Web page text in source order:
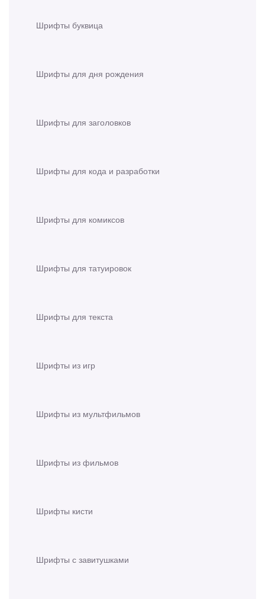
Шрифты буквица
Шрифты для дня рождения
Шрифты для заголовков
Шрифты для кода и разработки
Шрифты для комиксов
Шрифты для татуировок
Шрифты для текста
Шрифты из игр
Шрифты из мультфильмов
Шрифты из фильмов
Шрифты кисти
Шрифты с завитушками